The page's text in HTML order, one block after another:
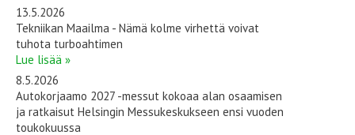
13.5.2026
Tekniikan Maailma - Nämä kolme virhettä voivat
tuhota turboahtimen
Lue lisää »
8.5.2026
Autokorjaamo 2027 -messut kokoaa alan osaamisen
ja ratkaisut Helsingin Messukeskukseen ensi vuoden
toukokuussa